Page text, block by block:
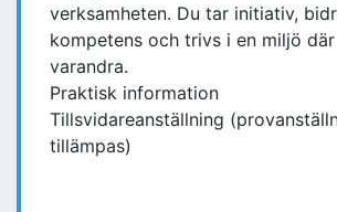
verksamheten. Du tar initiativ,
kompetens och trivs i en miljö
varandra.
Praktisk information
Tillsvidareanställning
tillämpas)